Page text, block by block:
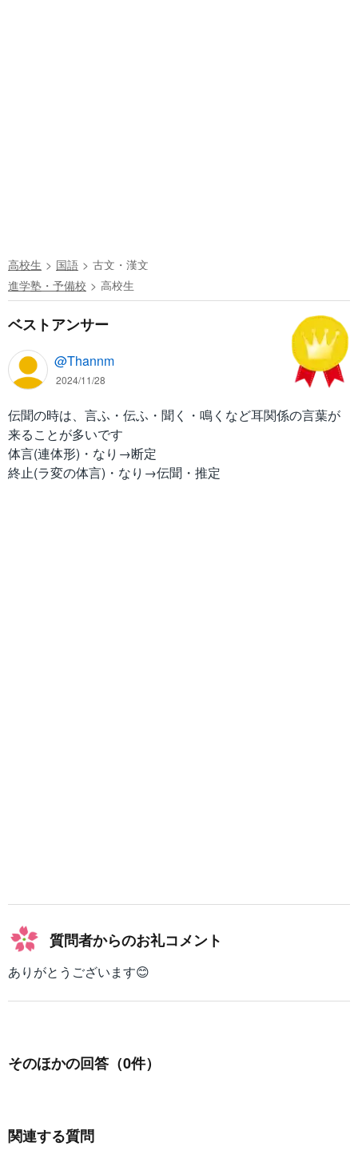
高校生 国語
古文・漢文
進学塾・予備校
高校生
ベストアンサー
@Thannm
2024/11/28
伝聞の時は、言ふ・伝ふ・聞く・鳴くなど耳関係の言葉が
来ることが多いです
体言(連体形)・なり→断定
終止(ラ変の体言)・なり→伝聞・推定
質問者からのお礼コメント
ありがとうございます😊
そのほかの回答（0件）
関連する質問